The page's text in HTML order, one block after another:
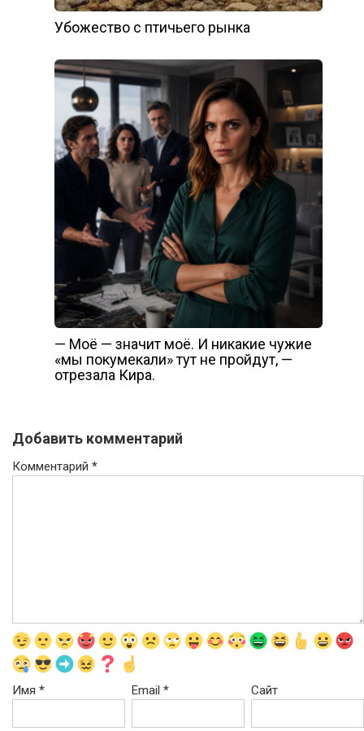
Убожество с птичьего рынка
— Моё — значит моё. И никакие чужие
«мы покумекали» тут не пройдут, —
отрезала Кира.
Добавить комментарий
Комментарий *
Имя * Email* Сайт